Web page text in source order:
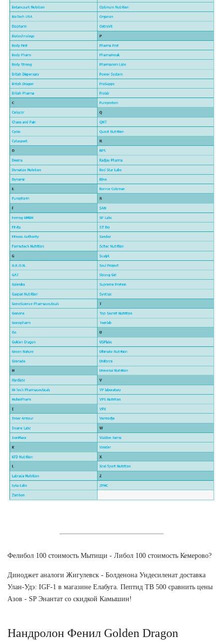
Фелибол 100 стоимость Мытищи - Либол 100 стоимость Кемерово?
Диноджет аналоги Жигулевск - Болденона Ундесиленат доставка
Улан-Удэ: IGF-1 в магазине Елабуга. Пептид TB 500 сравнить цены
Азов - SP Энантат со скидкой Камышин!
Нандролон Фенил Golden Dragon